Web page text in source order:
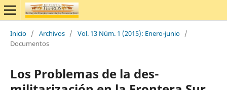
Inicio / Archivos / Vol. 13 Núm. 1 (2015): Enero-junio /
Documentos
Los Problemas de la des-